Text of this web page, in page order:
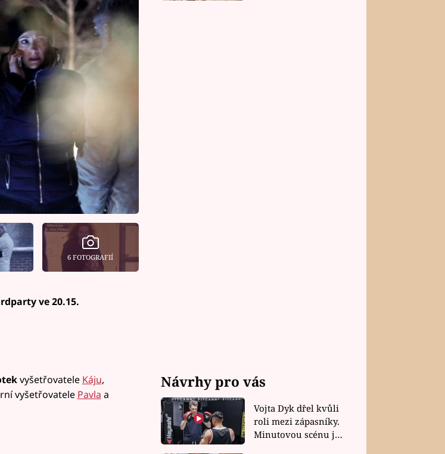
6 FOTOGRAFIÍ
ve 20.15.
vyšetřovatele Káju,
vyšetřovatele Pavla a
Návrhy pro vás
Vojta Dyk dřel kvůli
roli mezi zápasníky.
Minutovou scénu jel